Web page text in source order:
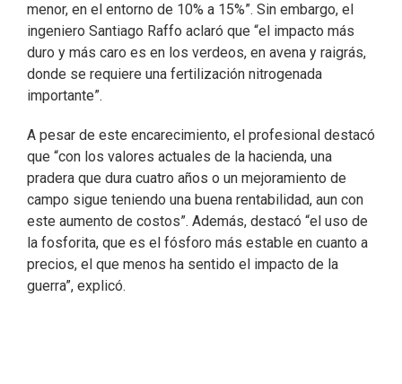
menor, en el entorno de 10% a 15%”. Sin embargo, el
ingeniero Santiago Raffo aclaró que “el impacto más
duro y más caro es en los verdeos, en avena y raigrás,
donde se requiere una fertilización nitrogenada
importante”.
A pesar de este encarecimiento, el profesional destacó
que “con los valores actuales de la hacienda, una
pradera que dura cuatro años o un mejoramiento de
campo sigue teniendo una buena rentabilidad, aun con
este aumento de costos”. Además, destacó “el uso de
la fosforita, que es el fósforo más estable en cuanto a
precios, el que menos ha sentido el impacto de la
guerra”, explicó.